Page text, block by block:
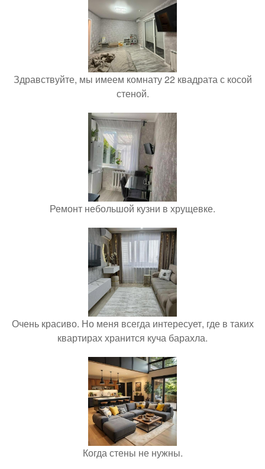
Здравствуйте, мы имеем комнату 22 квадрата с косой
стеной.
Ремонт небольшой кузни в хрущевке.
Очень красиво. Но меня всегда интересует, где в таких
квартирах хранится куча барахла.
Когда стены не нужны.